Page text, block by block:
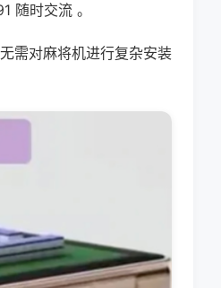
随时交流 。
需对麻将机进行复杂安装